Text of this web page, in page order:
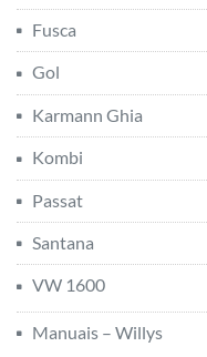
Fusca
Gol
Karmann Ghia
Kombi
Passat
Santana
VW 1600
Manuais – Willys